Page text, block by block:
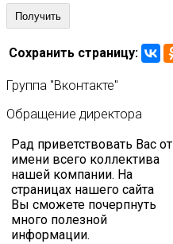
Сохранить страницу:
Группа "Вконтакте"
Обращение директора
Рад приветствовать Вас от
имени всего коллектива
нашей компании. На
страницах нашего сайта
Вы сможете почерпнуть
много полезной
информации.